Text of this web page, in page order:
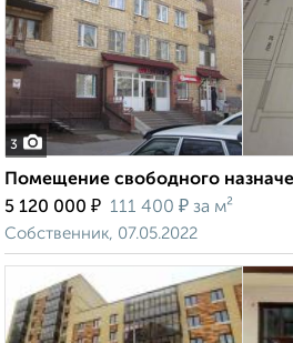
3
Помещение свободного
5 120 000 ₽ 111 400 ₽ за м²
Собственник, 07.05.2022